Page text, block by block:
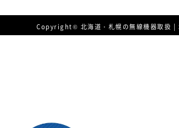
Copyright© 北海道・札幌の無線機器取扱 |